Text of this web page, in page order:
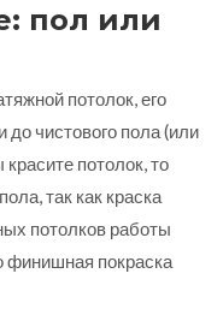
пол или
потолок, его
до чистового пола (или
потолок, то
так как краска
потолков работы
финишная покраска